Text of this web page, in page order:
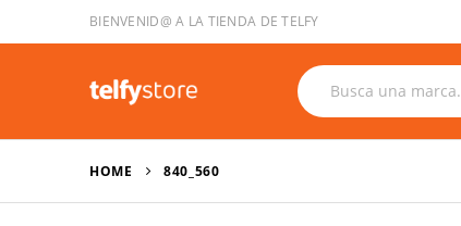
BIENVENID@ A LA TIENDA DE TELFY
HOME 840_560